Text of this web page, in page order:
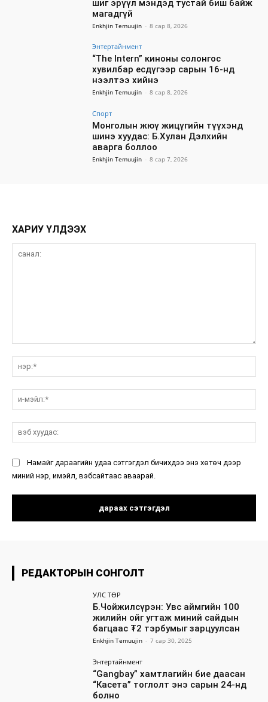
шиг эрүүл мэндэд тустай биш байж
магадгүй
Enkhjin Temuujin - 8 сар 8, 2026
Энтертайнмент
“The Intern” киноны солонгос
хувилбар есдүгээр сарын 16-нд
нээлтээ хийнэ
Enkhjin Temuujin - 8 сар 8, 2026
Спорт
Монголын жюү жицүгийн түүхэнд
шинэ хуудас: Б.Хулан Дэлхийн
аварга боллоо
Enkhjin Temuujin - 8 сар 7, 2026
ХАРИУ ҮЛДЭЭХ
Намайг дараагийн удаа сэтгэгдэл бичихдээ энэ хөтөч дээр
миний нэр, имэйл, вэбсайтаас аваарай.
РЕДАКТОРЫН СОНГОЛТ
УЛС ТӨР
Б.Чойжилсүрэн: Увс аймгийн 100
жилийн ойг угтаж миний сайдын
багцаас ₮2 тэрбумыг зарцуулсан
Enkhjin Temuujin - 7 сар 30, 2025
Энтертайнмент
“Gangbay” хамтлагийн бие даасан
“Касета” тоглолт энэ сарын 24-нд
болно